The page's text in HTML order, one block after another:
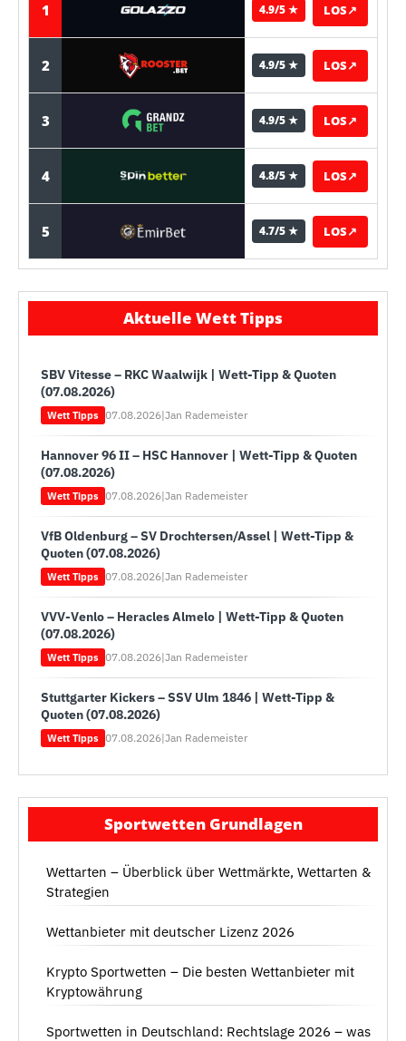
1 4.9/5 ★ LOS↗
2 4.9/5 ★ LOS↗
3 4.9/5 ★ LOS↗
4 4.8/5 ★ LOS↗
5 4.7/5 ★ LOS↗
Aktuelle Wett Tipps
SBV Vitesse – RKC Waalwijk | Wett-Tipp & Quoten
(07.08.2026)
Wett Tipps 07.08.2026|Jan Rademeister
Hannover 96 II – HSC Hannover | Wett-Tipp & Quoten
(07.08.2026)
Wett Tipps 07.08.2026|Jan Rademeister
VfB Oldenburg – SV Drochtersen/Assel | Wett-Tipp &
Quoten (07.08.2026)
Wett Tipps 07.08.2026|Jan Rademeister
VVV-Venlo – Heracles Almelo | Wett-Tipp & Quoten
(07.08.2026)
Wett Tipps 07.08.2026|Jan Rademeister
Stuttgarter Kickers – SSV Ulm 1846 | Wett-Tipp &
Quoten (07.08.2026)
Wett Tipps 07.08.2026|Jan Rademeister
Sportwetten Grundlagen
Wettarten – Überblick über Wettmärkte, Wettarten &
Strategien
Wettanbieter mit deutscher Lizenz 2026
Krypto Sportwetten – Die besten Wettanbieter mit
Kryptowährung
Sportwetten in Deutschland: Rechtslage 2026 – was